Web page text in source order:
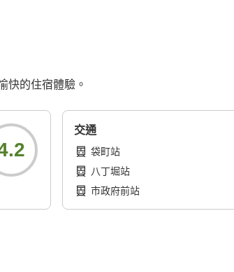
快的住宿體驗。
交通
袋町站
八丁堀站
市政府前站